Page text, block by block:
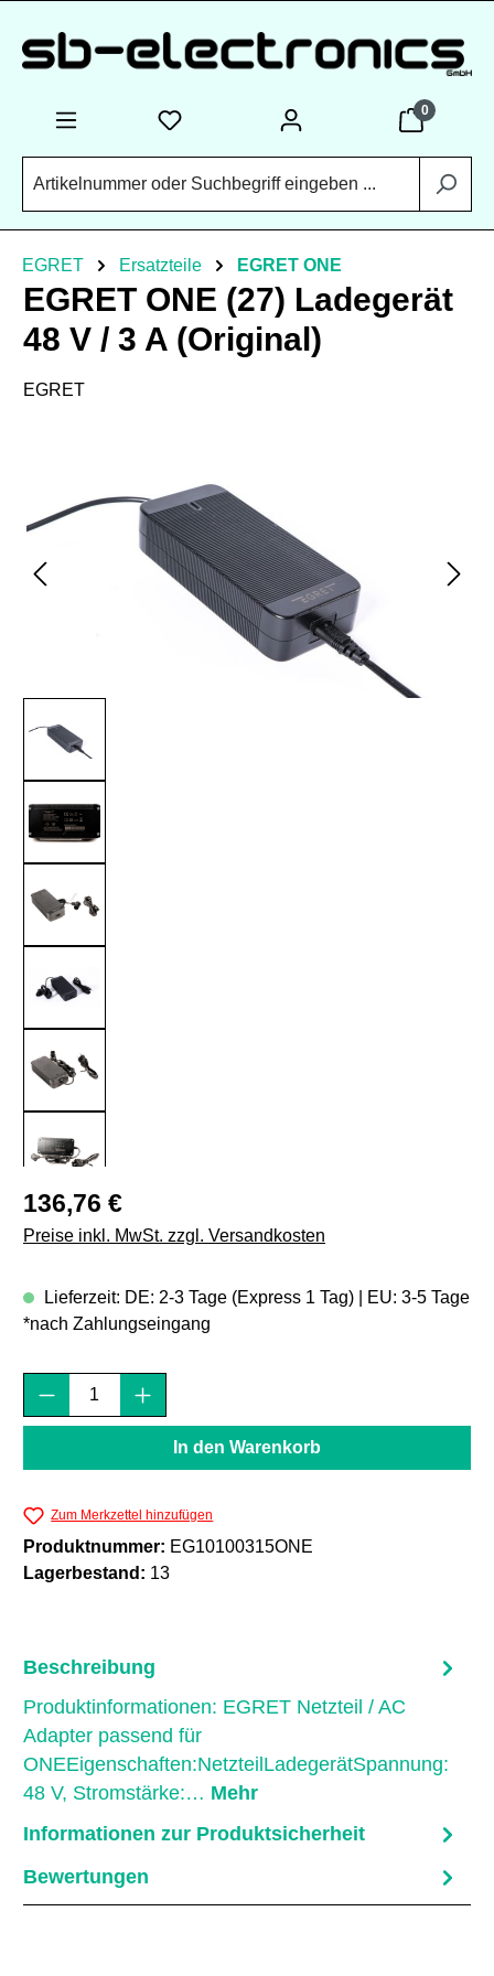
0
EGRET Ersatzteile EGRET ONE
EGRET ONE (27) Ladegerät
48 V / 3 A (Original)
EGRET
Regulärer Preis:
136,76 €
Preise inkl. MwSt. zzgl. Versandkosten
Lieferzeit: DE: 2-3 Tage (Express 1 Tag) | EU: 3-5 Tage
*nach Zahlungseingang
Produkt Anzahl: Gib den gewünschten
In den Warenkorb
Zum Merkzettel hinzufügen
Produktnummer: EG10100315ONE
Lagerbestand: 13
Beschreibung
Produktinformationen: EGRET Netzteil / AC
Adapter passend für
ONEEigenschaften:NetzteilLadegerätSpannung:
48 V, Stromstärke:… Mehr
Informationen zur Produktsicherheit
Bewertungen